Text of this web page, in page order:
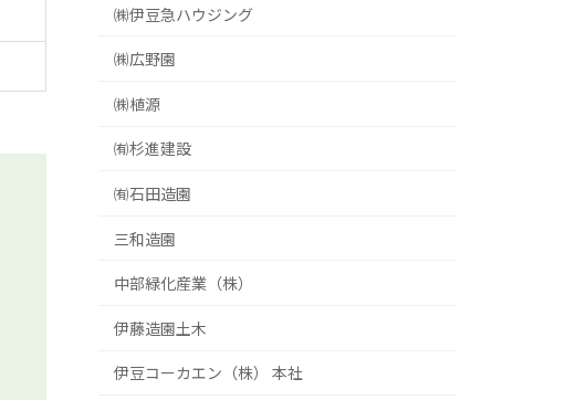
㈱伊豆急ハウジング
㈱広野園
㈱植源
㈲杉進建設
㈲石田造園
三和造園
中部緑化産業（株）
伊藤造園土木
伊豆コーカエン（株） 本社